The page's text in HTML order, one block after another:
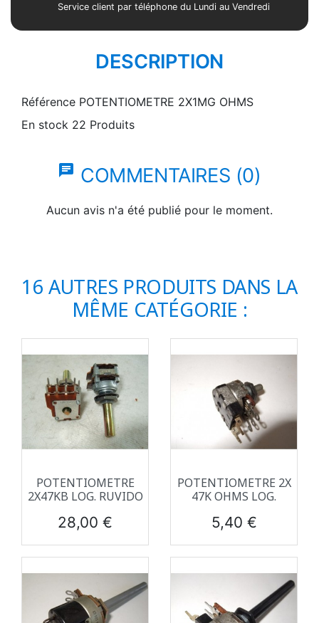
Service client par téléphone du Lundi au Vendredi
DESCRIPTION
Référence POTENTIOMETRE 2X1MG OHMS
En stock 22 Produits
chat COMMENTAIRES (0)
Aucun avis n'a été publié pour le moment.
16 AUTRES PRODUITS DANS LA
MÊME CATÉGORIE :
POTENTIOMETRE
2X47KB LOG. RUVIDO
Prix
28,00 €
POTENTIOMETRE 2X
47K OHMS LOG.
Prix
5,40 €